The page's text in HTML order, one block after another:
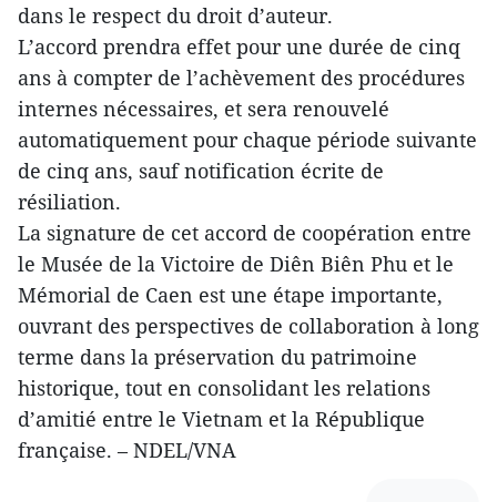
dans le respect du droit d’auteur.
L’accord prendra effet pour une durée de cinq
ans à compter de l’achèvement des procédures
internes nécessaires, et sera renouvelé
automatiquement pour chaque période suivante
de cinq ans, sauf notification écrite de
résiliation.
La signature de cet accord de coopération entre
le Musée de la Victoire de Diên Biên Phu et le
Mémorial de Caen est une étape importante,
ouvrant des perspectives de collaboration à long
terme dans la préservation du patrimoine
historique, tout en consolidant les relations
d’amitié entre le Vietnam et la République
française. – NDEL/VNA